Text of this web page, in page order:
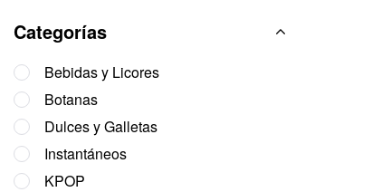
Categorías
Bebidas y Licores
Botanas
Dulces y Galletas
Instantáneos
KPOP